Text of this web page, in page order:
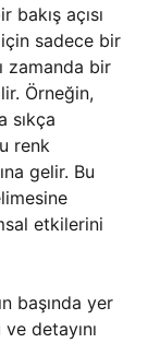
açısı
sadece bir
zamanda bir
Örneğin,
sıkça
renk
gelir. Bu
etkilerini
başında yer
detayını